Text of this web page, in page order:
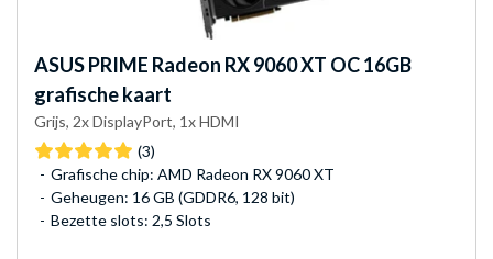
ASUSPRIME Radeon RX 9060 XT OC 16GB
grafische kaart
Grijs, 2x DisplayPort, 1x HDMI
(3)
Grafische chip: AMD Radeon RX 9060 XT
Geheugen: 16 GB (GDDR6, 128 bit)
Bezette slots: 2,5 Slots